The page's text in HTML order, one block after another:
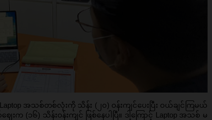
အသစ်တစ်လုံးကို သိန်း (၂၀) ဝန်းကျင်ပေးပြီး ဝယ်ချင်ကြမယ်
က (၁၆) သိန်းဝန်းကျင် ဖြစ်နေပါပြီ။ ဒါ့ကြောင့် Laptop အသစ် မ